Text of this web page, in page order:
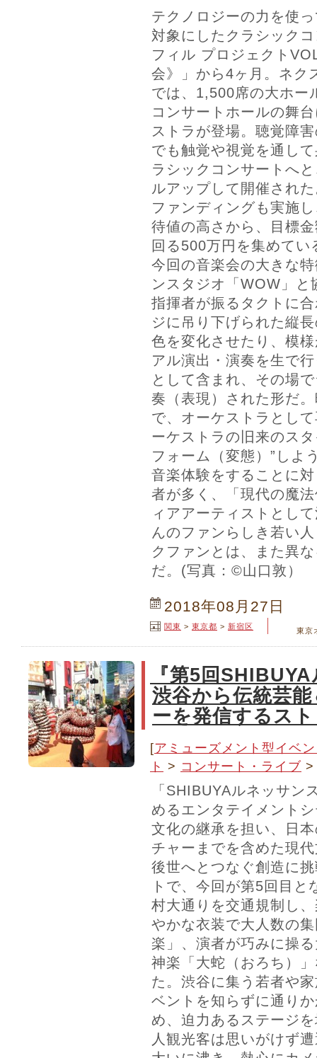
テクノロジーの力を使
対象にしたクラシック
フィル プロジェクト
会》」から4ヶ月。ネク
では、1,500席の大ホー
コンサートホールの舞
ストラが登場。聴覚障
でも触覚や視覚を通し
ラシックコンサートへ
ルアップして開催され
ファンディングも実施
待値の高さから、目標
回る500万円を集めてい
今回の音楽会の大きな
ンスタジオ「WOW」
指揮者が振るタクトに
ジに吊り下げられた縦
色を変化させたり、模
アル演出・演奏を生で
として含まれ、その場
奏（表現）された形だ
で、オーケストラとし
ーケストラの旧来のス
フォーム（変態）”しよ
音楽体験をすることに
者が多く、「現代の魔
ィアアーティストとし
んのファンらしき若い
クファンとは、また異
だ。(写真：©山口敦）
2018年08月27日
関東 > 東京都 > 新宿区 東京
『第5回
渋谷から伝統芸
ーを発信するス
[アミューズメント型イベ
ト > コンサート・ライブ
「SHIBUYAルネッサン
めるエンタテイメント
文化の継承を担い、日
チャーまでを含めた現
後世へとつなぐ創造に
トで、今回が第5回目
村大通りを交通規制し
やかな衣装で大人数の
楽」、演者が巧みに操
神楽「大蛇（おろち）
た。渋谷に集う若者や
ベントを知らずに通り
め、迫力あるステージ
人観光客は思いがけず